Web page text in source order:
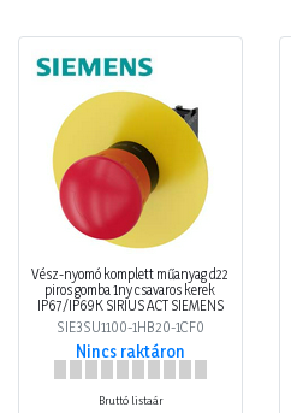
Vész-nyomó komplett műanyag d22
piros gomba 1ny csavaros kerek
IP67/IP69K SIRIUS ACT SIEMENS
SIE3SU1100-1HB20-1CF0
Nincs raktáron
Bruttó listaár